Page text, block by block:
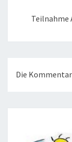
Teilnahme
Die